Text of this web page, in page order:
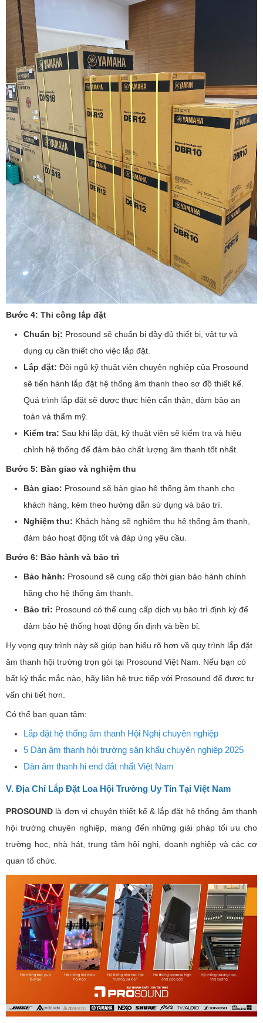
Bước 4: Thi công lắp đặt
Chuẩn bị: Prosound sẽ chuẩn bị đầy đủ thiết bị, vật tư và
dụng cụ cần thiết cho việc lắp đặt.
Lắp đặt: Đội ngũ kỹ thuật viên chuyên nghiệp của Prosound
sẽ tiến hành lắp đặt hệ thống âm thanh theo sơ đồ thiết kế.
Quá trình lắp đặt sẽ được thực hiện cẩn thận, đảm bảo an
toàn và thẩm mỹ.
Kiểm tra: Sau khi lắp đặt, kỹ thuật viên sẽ kiểm tra và hiệu
chỉnh hệ thống để đảm bảo chất lượng âm thanh tốt nhất.
Bước 5: Bàn giao và nghiệm thu
Bàn giao: Prosound sẽ bàn giao hệ thống âm thanh cho
khách hàng, kèm theo hướng dẫn sử dụng và bảo trì.
Nghiệm thu: Khách hàng sẽ nghiệm thu hệ thống âm thanh,
đảm bảo hoạt động tốt và đáp ứng yêu cầu.
Bước 6: Bảo hành và bảo trì
Bảo hành: Prosound sẽ cung cấp thời gian bảo hành chính
hãng cho hệ thống âm thanh.
Bảo trì: Prosound có thể cung cấp dịch vụ bảo trì định kỳ để
đảm bảo hệ thống hoạt động ổn định và bền bỉ.
Hy vọng quy trình này sẽ giúp bạn hiểu rõ hơn về quy trình lắp đặt
âm thanh hội trường trọn gói tại Prosound Việt Nam. Nếu bạn có
bất kỳ thắc mắc nào, hãy liên hệ trực tiếp với Prosound để được tư
vấn chi tiết hơn.
Có thể bạn quan tâm:
Lắp đặt hệ thống âm thanh Hội Nghị chuyên nghiệp
5 Dàn âm thanh hội trường sân khấu chuyên nghiệp 2025
Dàn âm thanh hi end đắt nhất Việt Nam
V. Địa Chỉ Lắp Đặt Loa Hội Trường Uy Tín Tại Việt Nam
PROSOUND là đơn vị chuyên thiết kế & lắp đặt hệ thống âm thanh
hội trường chuyên nghiệp, mang đến những giải pháp tối ưu cho
trường học, nhà hát, trung tâm hội nghị, doanh nghiệp và các cơ
quan tổ chức.